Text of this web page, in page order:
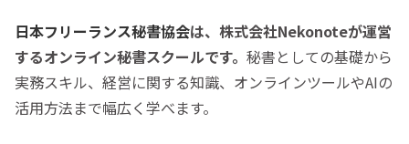
日本フリーランス秘書協会は、株式会社Nekonoteが運営
するオンライン秘書スクールです。 秘書としての基礎から
実務スキル、経営に関する知識、オンラインツールやAIの
活用方法まで幅広く学べます。